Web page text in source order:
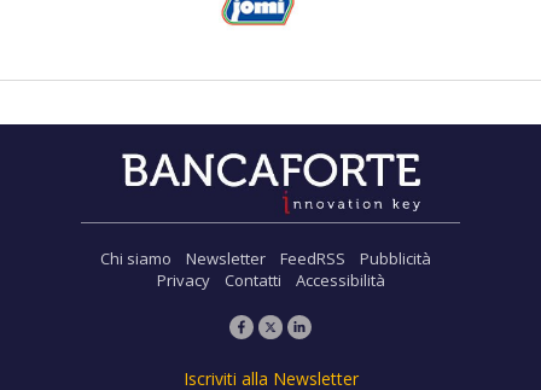
Chi siamo Newsletter FeedRSS
Pubblicità
Privacy
Contatti Accessibilità
Iscriviti alla Newsletter